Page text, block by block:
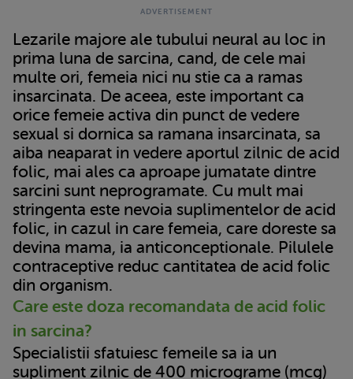
Lezarile majore ale tubului neural au loc in
prima luna de sarcina, cand, de cele mai
multe ori, femeia nici nu stie ca a ramas
insarcinata. De aceea, este important ca
orice femeie activa din punct de vedere
sexual si dornica sa ramana insarcinata, sa
aiba neaparat in vedere aportul zilnic de acid
folic, mai ales ca aproape jumatate dintre
sarcini sunt neprogramate. Cu mult mai
stringenta este nevoia suplimentelor de acid
folic, in cazul in care femeia, care doreste sa
devina mama, ia anticonceptionale. Pilulele
contraceptive reduc cantitatea de acid folic
din organism.
Care este doza recomandata de acid folic
in sarcina?
Specialistii sfatuiesc femeile sa ia un
supliment zilnic de 400 micrograme (mcg)